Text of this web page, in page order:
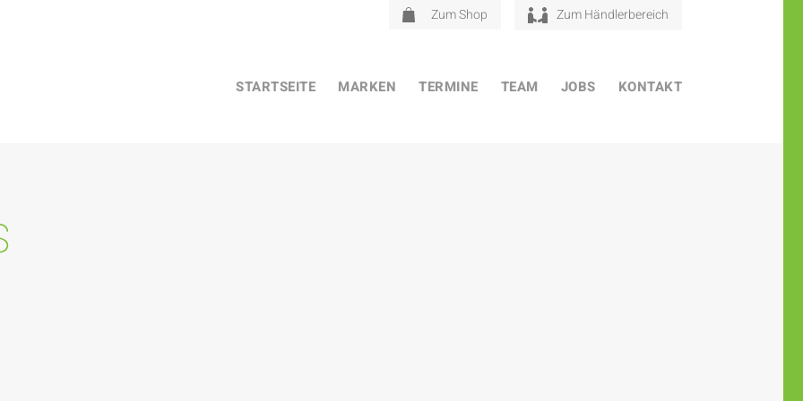
Zum Shop Zum Händlerbereich
STARTSEITE MARKEN TERMINE TEAM JOBS KONTAKT